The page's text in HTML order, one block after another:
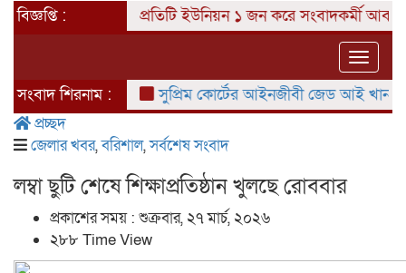
বিজ্ঞপ্তি : প্রতিটি ইউনিয়ন ১ জন করে সংবাদকর্মী
Toggle
সংবাদ শিরনাম :
সুপ্রিম কোর্টের আইনজীবী জেড আই খান পান্নার
প্রচ্ছদ
জেলার খবর,বরিশাল,সর্বশেষ সংবাদ
লম্বা ছুটি শেষে শিক্ষাপ্রতিষ্ঠান খুলছে রোববার
প্রকাশের সময় : শুক্রবার, ২৭ মার্চ, ২০২৬
২৮৮ Time View